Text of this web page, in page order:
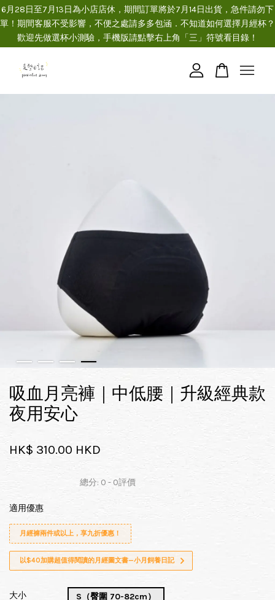
6月28日至7月13日為小店店休，期間訂單將於7月14日出貨，急件請勿下
單！期間客服不受影響，不便之處請多多包涵．不知道如何選擇月經杯？
歡迎先做選杯小測驗，手機版請點擊右上角「三」符號看目錄！
吸血月亮褲｜中低腰｜升級經典款
夜用安心
HK$ 310.00 HKD
總分: 0 - 0評價
適用優惠
月經褲兩件或以上，享九折優惠！
以$40加購超值得閱讀的月經圖文書—小月飼養日記
大小
S（臀圍 70-82cm）
您的購物車目前還是空的。